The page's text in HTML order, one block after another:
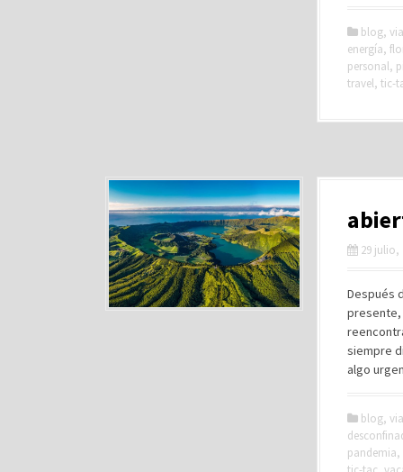
blog,
energía,
personal,
travel, tic-
29 julio,
Después
presente,
siempre
algo
blog,
pandemia,